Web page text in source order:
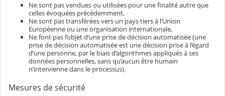
Ne sont pas vendues ou utilisées pour une finalité autre que
celles évoquées précédemment,
Ne sont pas transférées vers un pays tiers à l’Union
Européenne ou une organisation internationale,
Ne font pas l’objet d’une prise de décision automatisée (une
prise de décision automatisée est une décision prise à l’égard
d’une personne, par le biais d’algorithmes appliqués à ses
données personnelles, sans qu’aucun être humain
n’intervienne dans le processus).
Mesures de sécurité